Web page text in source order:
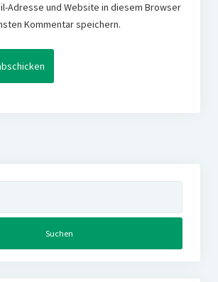
Adresse und Website in diesem Browser
Kommentar speichern.